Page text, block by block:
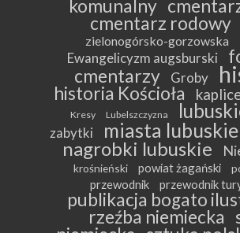
komunalny
cmentarz rodowy
zielonogórsko-gorzowska
Ewangelicyzm augsburski
cmentarzy
Groby
historia Kościoła
Kresy Lubelszczyzna
zabytki
miasta lubuskie
nagrobki lubuskie
krośnieński
powiat żagański
przewodnik przewodnik
publikacja bogato
rzeźba niemiecka